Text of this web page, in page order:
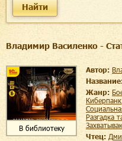
Найти
Владимир Василенко -
В библиотеку
Автор:
Жанр:
киберпанк
разгадка
Чтец: